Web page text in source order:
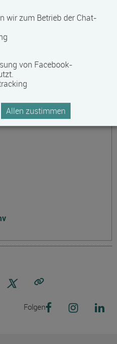
Vorpommern
Folgen
wir zum Betrieb der Chat-
von Facebook-
Allen zustimmen